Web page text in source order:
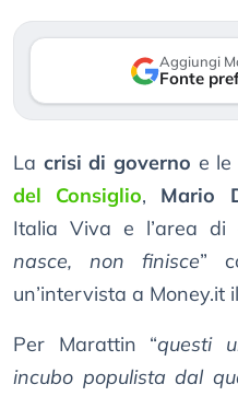
Aggiungi
Fonte
La crisi di governo e le
del Consiglio, Mario
Italia Viva e l’area di
nasce, non finisce”
un’intervista a Money.it
Per Marattin “questi
incubo populista dal